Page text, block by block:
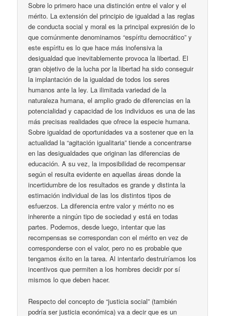
Sobre lo primero hace una distinción entre el valor y el
mérito. La extensión del principio de igualdad a las reglas
de conducta social y moral es la principal expresión de lo
que comúnmente denominamos “espíritu democrático” y
este espíritu es lo que hace más inofensiva la
desigualdad que inevitablemente provoca la libertad. El
gran objetivo de la lucha por la libertad ha sido conseguir
la implantación de la igualdad de todos los seres
humanos ante la ley. La ilimitada variedad de la
naturaleza humana, el amplio grado de diferencias en la
potencialidad y capacidad de los individuos es una de las
más precisas realidades que ofrece la especie humana.
Sobre igualdad de oportunidades va a sostener que en la
actualidad la “agitación igualitaria” tiende a concentrarse
en las desigualdades que originan las diferencias de
educación. A su vez, la imposibilidad de recompensar
según el resulta evidente en aquellas áreas donde la
incertidumbre de los resultados es grande y distinta la
estimación individual de las los distintos tipos de
esfuerzos. La diferencia entre valor y mérito no es
inherente a ningún tipo de sociedad y está en todas
partes. Podemos, desde luego, intentar que las
recompensas se correspondan con el mérito en vez de
corresponderse con el valor, pero no es probable que
tengamos éxito en la tarea. Al intentarlo destruiríamos los
incentivos que permiten a los hombres decidir por sí
mismos lo que deben hacer.
Respecto del concepto de “justicia social” (también
podría ser justicia económica) va a decir que es un